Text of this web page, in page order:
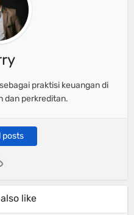
praktisi keuangan di
dan perkreditan.
posts
like